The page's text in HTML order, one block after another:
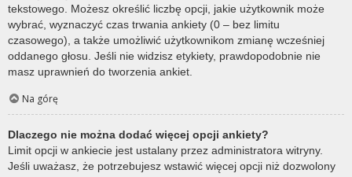
tekstowego. Możesz określić liczbę opcji, jakie użytkownik może
wybrać, wyznaczyć czas trwania ankiety (0 – bez limitu
czasowego), a także umożliwić użytkownikom zmianę wcześniej
oddanego głosu. Jeśli nie widzisz etykiety, prawdopodobnie nie
masz uprawnień do tworzenia ankiet.
Na górę
Dlaczego nie można dodać więcej opcji ankiety?
Limit opcji w ankiecie jest ustalany przez administratora witryny.
Jeśli uważasz, że potrzebujesz wstawić więcej opcji niż dozwolony